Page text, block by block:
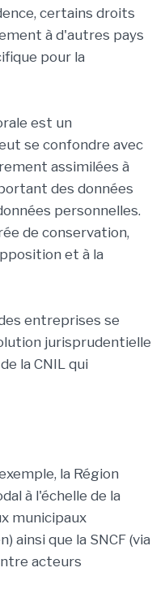
certains droits
à d'autres pays
pour la
est un
se confondre avec
assimilées à
des données
personnelles.
de conservation,
et à la
entreprises se
jurisprudentielle
la CNIL qui
la Région
à l'échelle de la
municipaux
ainsi que la SNCF (via
acteurs